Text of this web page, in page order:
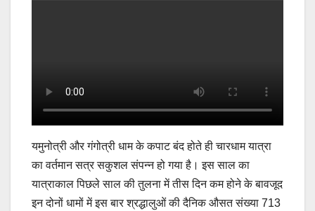
यमुनोत्री और गंगोत्री धाम के कपाट बंद होते ही चारधाम यात्रा
का वर्तमान सत्र सकुशल संपन्न हो गया है। इस साल का
यात्राकाल पिछले साल की तुलना में तीस दिन कम होने के बावजूद
इन दोनों धामों में इस बार श्रद्धालुओं की दैनिक औसत संख्या 713